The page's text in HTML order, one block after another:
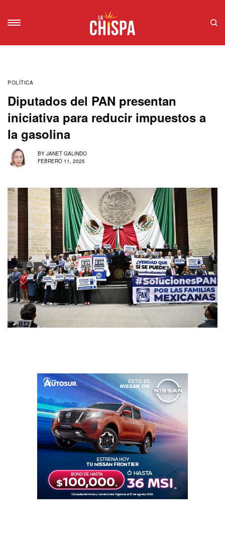
POLÍTICA
Diputados del PAN presentan
iniciativa para reducir impuestos a
la gasolina
BY JANET GALINDO
FEBRERO 11, 2025